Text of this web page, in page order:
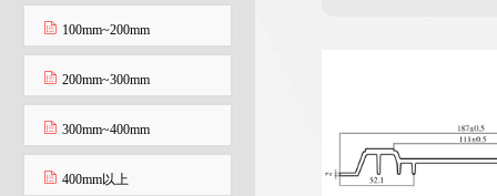
100mm~200mm
200mm~300mm
300mm~400mm
400mm以上